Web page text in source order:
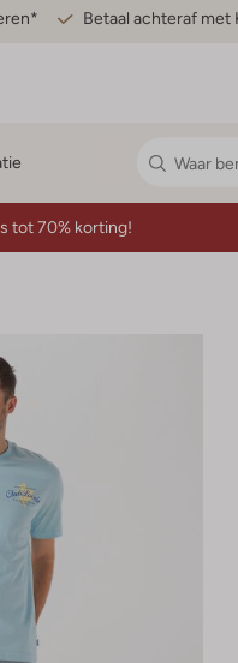
Betaal achteraf met
tot 70% korting!